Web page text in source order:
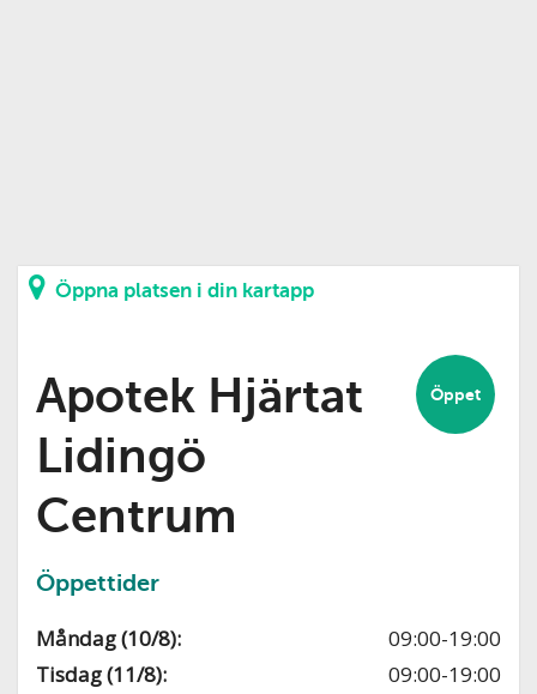
Öppna platsen i din kartapp
Öppet
Apotek Hjärtat
Lidingö
Centrum
Öppettider
Måndag (10/8):
09:00-19:00
Tisdag (11/8):
09:00-19:00